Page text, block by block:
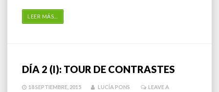
LEER MÁS
DÍA 2 (I): TOUR DE CONTRASTES
18 SEPTIEMBRE, 2015 LUCÍA PONS
LEAVE A